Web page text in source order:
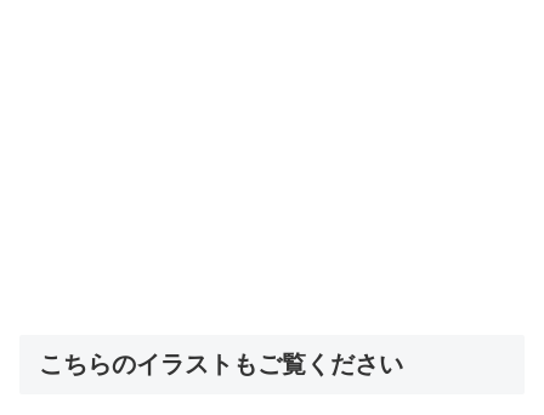
こちらのイラストもご覧ください